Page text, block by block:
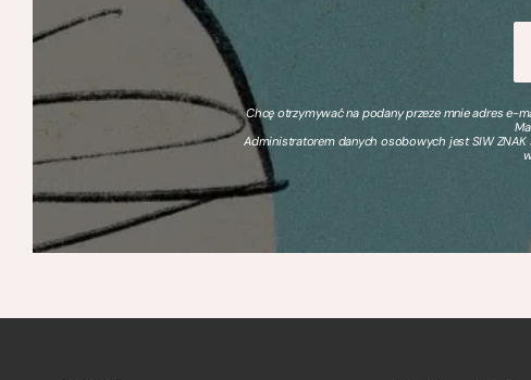
Chcę otrzymywać na podany przeze mnie adres e-
Administratorem danych osobowych jest SIW ZNAK